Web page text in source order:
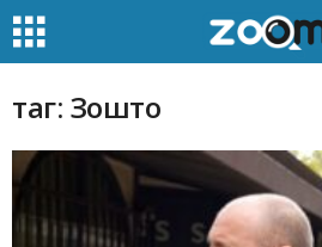
таг: Зошто